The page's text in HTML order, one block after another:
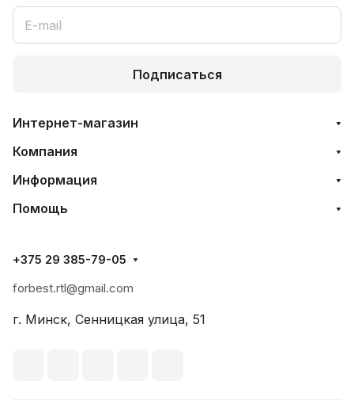
Подписаться
Интернет-магазин
Компания
Информация
Помощь
+375 29 385-79-05
forbest.rtl@gmail.com
г. Минск, Сенницкая улица, 51